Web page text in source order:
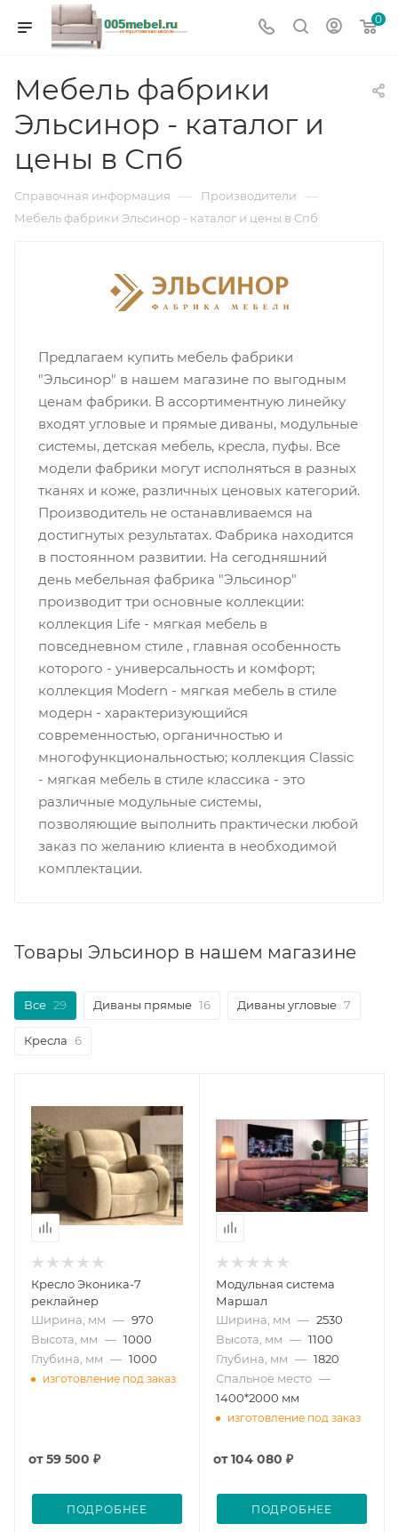
0
Мебель фабрики
Эльсинор - каталог и
цены в Спб
Справочная информация — Производители —
Мебель фабрики Эльсинор - каталог и цены в Спб
Предлагаем купить мебель фабрики
"Эльсинор" в нашем магазине по выгодным
ценам фабрики. В ассортиментную линейку
входят угловые и прямые диваны, модульные
системы, детская мебель, кресла, пуфы. Все
модели фабрики могут исполняться в разных
тканях и коже, различных ценовых категорий.
Производитель не останавливаемся на
достигнутых результатах. Фабрика находится
в постоянном развитии. На сегодняшний
день мебельная фабрика "Эльсинор"
производит три основные коллекции:
коллекция Life - мягкая мебель в
повседневном стиле , главная особенность
которого - универсальность и комфорт;
коллекция Modern - мягкая мебель в стиле
модерн - характеризующийся
современностью, органичностью и
многофункциональностью; коллекция Сlassic
- мягкая мебель в стиле классика - это
различные модульные системы,
позволяющие выполнить практически любой
заказ по желанию клиента в необходимой
комплектации.
Товары Эльсинор в нашем магазине
Все 29 Диваны прямые 16 Диваны угловые 7
Кресла 6
Кресло Эконика-7
реклайнер
Ширина, мм — 970
Высота, мм — 1000
Глубина, мм — 1000
изготовление под заказ
от59 500 ₽
ПОДРОБНЕЕ
Модульная система
Маршал
Ширина, мм — 2530
Высота, мм — 1100
Глубина, мм — 1820
Спальное место —
1400*2000 мм
изготовление под заказ
от104 080 ₽
ПОДРОБНЕЕ